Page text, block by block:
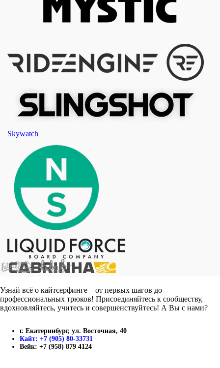
Skywatch
Узнай всё о кайтсерфинге – от первых шагов до
профессиональных трюков! Присоединяйтесь к сообществу,
вдохновляйтесь, учитесь и совершенствуйтесь! А Вы с нами?
г. Екатеринбург, ул. Восточная, 40
Кайт: +7 (905) 80-33731
Вейк: +7 (958) 879 4124